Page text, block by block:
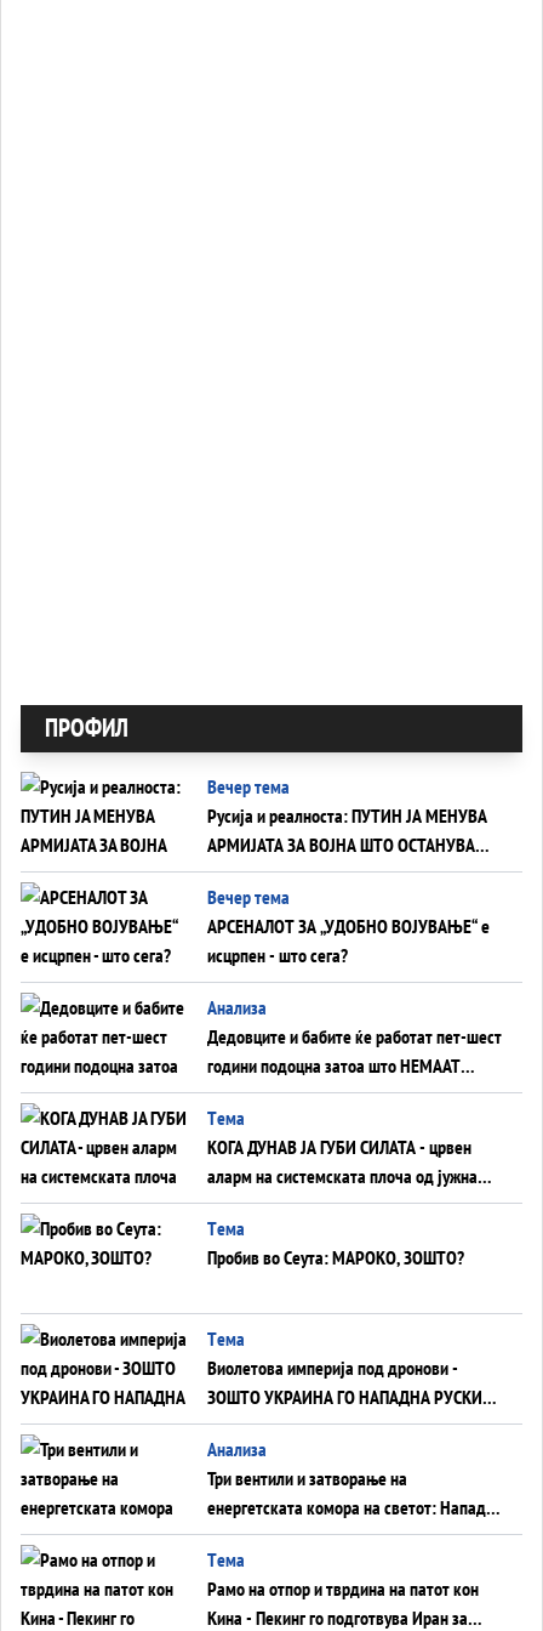
ПРОФИЛ
Вечер тема
Русија и реалноста: ПУТИН ЈА МЕНУВА
АРМИЈАТА ЗА ВОЈНА ШТО ОСТАНУВА
БЕЗ ФРОНТ
Вечер тема
АРСЕНАЛОТ ЗА „УДОБНО ВОЈУВАЊЕ“ е
исцрпен - што сега?
Анализа
Дедовците и бабите ќе работат пет-шест
години подоцна затоа што НЕМААТ
ВНУЦИ ДА ГИ ЗАМЕНАТ
Tема
КОГА ДУНАВ ЈА ГУБИ СИЛАТА - црвен
аларм на системската плоча од јужна
Германија до Црното Море...
Tема
Пробив во Сеута: МАРОКО, ЗОШТО?
Tема
Виолетова империја под дронови -
ЗОШТО УКРАИНА ГО НАПАДНА РУСКИОТ
WILDBERRIES
Aнализа
Три вентили и затворање на
енергетската комора на светот: Нападот
во Суец најавува глобален енергетски
инфаркт?
Tема
Рамо на отпор и тврдина на патот кон
Кина - Пекинг го подготвува Иран за